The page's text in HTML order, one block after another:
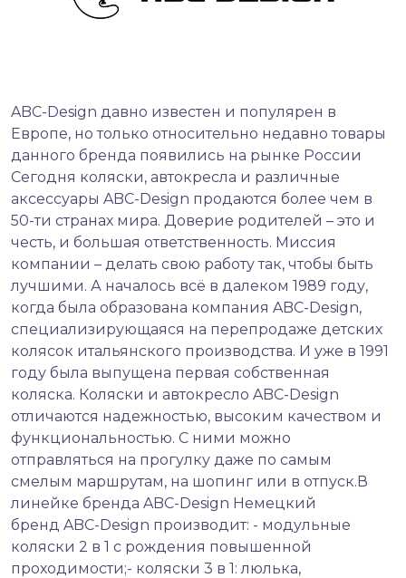
ABC-Design давно известен и популярен в
Европе, но только относительно недавно товары
данного бренда появились на рынке России
Сегодня коляски, автокресла и различные
аксессуары ABC-Design продаются более чем в
50-ти странах мира. Доверие родителей – это и
честь, и большая ответственность. Миссия
компании – делать свою работу так, чтобы быть
лучшими. А началось всё в далеком 1989 году,
когда была образована компания ABC-Design,
специализирующаяся на перепродаже детских
колясок итальянского производства. И уже в 1991
году была выпущена первая собственная
коляска. Коляски и автокресло ABC-Design
отличаются надежностью, высоким качеством и
функциональностью. С ними можно
отправляться на прогулку даже по самым
смелым маршрутам, на шопинг или в отпуск.В
линейке бренда ABC-Design Немецкий
бренд ABC-Design производит: - модульные
коляски 2 в 1 с рождения повышенной
проходимости;- коляски 3 в 1: люлька,